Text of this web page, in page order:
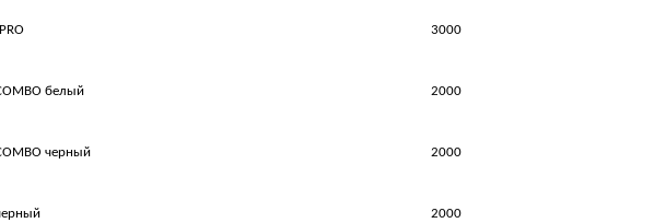
3000
белый 2000
черный 2000
2000